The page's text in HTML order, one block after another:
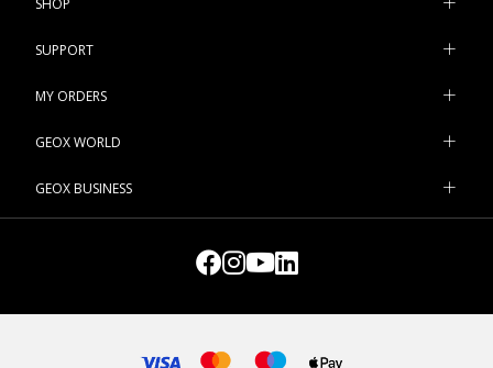
SUPPORT
MY ORDERS
GEOX WORLD
GEOX BUSINESS